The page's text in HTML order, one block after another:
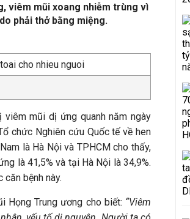
viêm mũi xoang nhiễm trùng vì
phải thở bằng miệng.
viêm mũi dị ứng quanh năm ngày
chức Nghiên cứu Quốc tế về hen
là Hà Nội và TPHCM cho thấy,
là 41,5% và tại Hà Nội là 34,9%.
bệnh này.
Họng Trung ương cho biết: “Viêm